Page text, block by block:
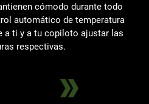
cómodo durante todo
automático de temperatura
a ti y a tu copiloto ajustar las
respectivas.